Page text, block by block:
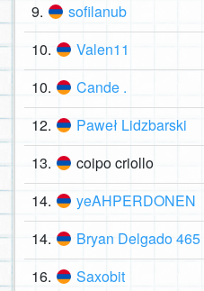
9. sofilanub
10. Valen11
10. Cande .
12. Paweł Lidzbarski
13. coipo criollo
14. yeAHPERDONEN
14. Bryan Delgado 465
16. Saxobit